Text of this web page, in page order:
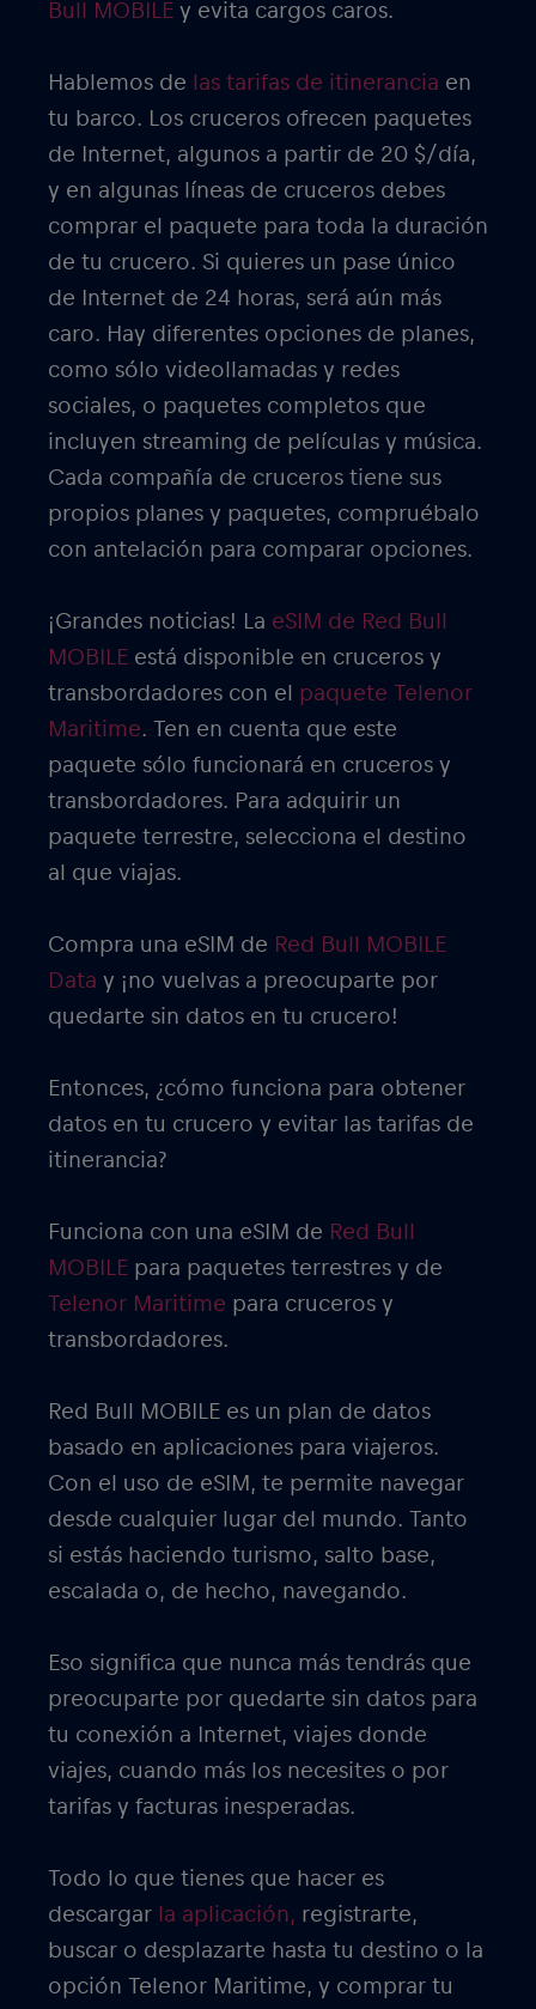
Bull MOBILE y evita cargos caros.
Hablemos de las tarifas de itinerancia en
tu barco. Los cruceros ofrecen paquetes
de Internet, algunos a partir de 20 $/día,
y en algunas líneas de cruceros debes
comprar el paquete para toda la duración
de tu crucero. Si quieres un pase único
de Internet de 24 horas, será aún más
caro. Hay diferentes opciones de planes,
como sólo videollamadas y redes
sociales, o paquetes completos que
incluyen streaming de películas y música.
Cada compañía de cruceros tiene sus
propios planes y paquetes, compruébalo
con antelación para comparar opciones.
¡Grandes noticias! La eSIM de Red Bull
MOBILE está disponible en cruceros y
transbordadores con el paquete Telenor
Maritime. Ten en cuenta que este
paquete sólo funcionará en cruceros y
transbordadores. Para adquirir un
paquete terrestre, selecciona el destino
al que viajas.
Compra una eSIM de Red Bull MOBILE
Data y ¡no vuelvas a preocuparte por
quedarte sin datos en tu crucero!
Entonces, ¿cómo funciona para obtener
datos en tu crucero y evitar las tarifas de
itinerancia?
Funciona con una eSIM de Red Bull
MOBILE para paquetes terrestres y de
Telenor Maritime para cruceros y
transbordadores.
Red Bull MOBILE es un plan de datos
basado en aplicaciones para viajeros.
Con el uso de eSIM, te permite navegar
desde cualquier lugar del mundo. Tanto
si estás haciendo turismo, salto base,
escalada o, de hecho, navegando.
Eso significa que nunca más tendrás que
preocuparte por quedarte sin datos para
tu conexión a Internet, viajes donde
viajes, cuando más los necesites o por
tarifas y facturas inesperadas.
Todo lo que tienes que hacer es
descargar la aplicación, registrarte,
buscar o desplazarte hasta tu destino o la
opción Telenor Maritime, y comprar tu